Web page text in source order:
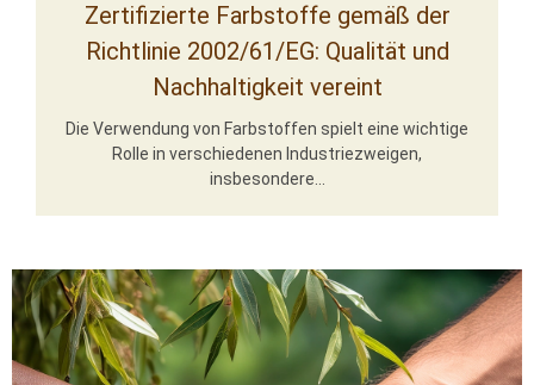
Zertifizierte Farbstoffe gemäß der
Richtlinie 2002/61/EG: Qualität und
Nachhaltigkeit vereint
Die Verwendung von Farbstoffen spielt eine wichtige
Rolle in verschiedenen Industriezweigen,
insbesondere...